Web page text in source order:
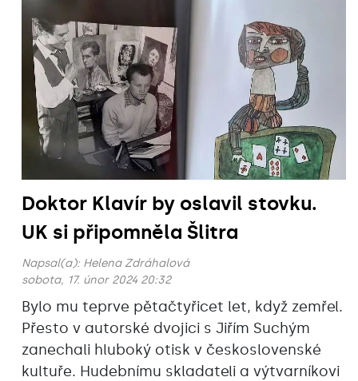
Doktor Klavír by oslavil stovku.
UK si připomněla Šlitra
Napsal(a): Helena Zdráhalová
sobota, 17. únor 2024 20:32
Bylo mu teprve pětačtyřicet let, když zemřel.
Přesto v autorské dvojici s Jiřím Suchým
zanechali hluboký otisk v československé
kultuře. Hudebnímu skladateli a výtvarníkovi